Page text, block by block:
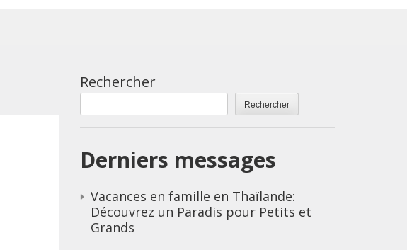
Rechercher
Rechercher
Derniers messages
Vacances en famille en Thaïlande:
Découvrez un Paradis pour Petits et
Grands